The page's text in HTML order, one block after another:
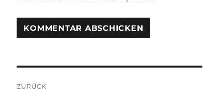
ZURÜCK